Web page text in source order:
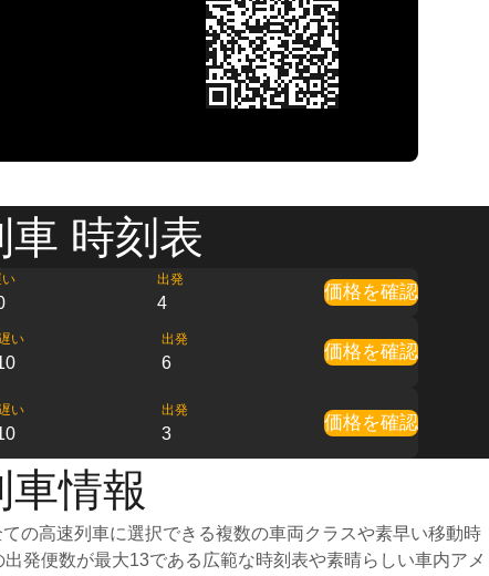
時刻表
出発
4
価格を確認
い 出発
6
価格を確認
い 出発
3
価格を確認
情報
の高速列車に選択できる複数の車両クラスや素早い移動時
発便数が最大13である広範な時刻表や素晴らしい車内アメ